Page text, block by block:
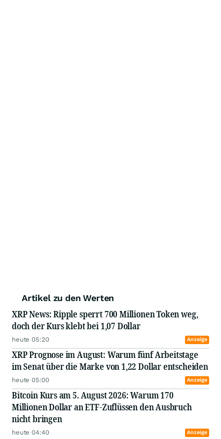
Artikel zu den Werten
XRP News: Ripple sperrt 700 Millionen Token weg,
doch der Kurs klebt bei 1,07 Dollar
heute 05:20 Anzeige
XRP Prognose im August: Warum fünf Arbeitstage
im Senat über die Marke von 1,22 Dollar entscheiden
heute 05:00 Anzeige
Bitcoin Kurs am 5. August 2026: Warum 170
Millionen Dollar an ETF-Zuflüssen den Ausbruch
nicht bringen
heute 04:40 Anzeige